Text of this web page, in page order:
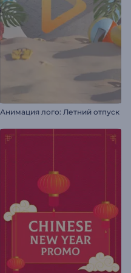
Анимация лого: Летний отпуск